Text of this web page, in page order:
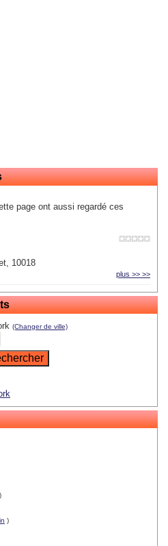
page ont aussi regardé ces
10018
plus >> >>
(Changer de ville)
)
)